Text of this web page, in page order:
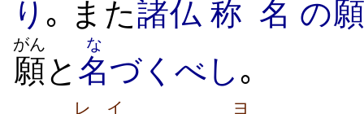
り ｡ また諸仏 称名 の願
願
がん
と 名
な
づくべし｡
レ イ ヨ